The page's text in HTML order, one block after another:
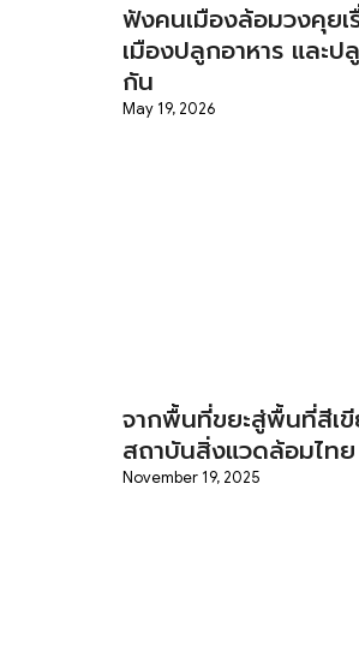
ฟังคนเมืองล้อมวงคุยเ
เมืองปลูกอาหาร และ
กัน
May 19, 2026
จากพื้นที่ขยะสู่พื้นที่สีเ
สถาบันสิ่งแวดล้อมไทย
November 19, 2025